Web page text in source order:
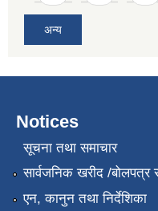
अन्य
Notices
सूचना तथा समाचार
सार्वजनिक खरीद /बोलपत्र
एन, कानुन तथा निर्देशिका